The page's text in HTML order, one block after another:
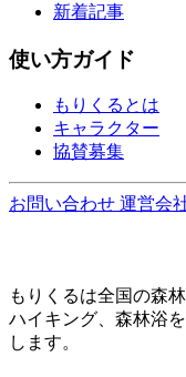
新着記事
使い方ガイド
もりくるとは
キャラクター
協賛募集
お問い合わせ 運営会
もりくるは全国の森
ハイキング、森林浴
します。